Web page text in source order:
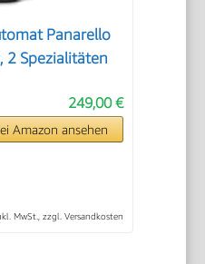
Panarello
2 Spezialitäten
249,00 €
Amazon ansehen
MwSt., zzgl. Versandkosten